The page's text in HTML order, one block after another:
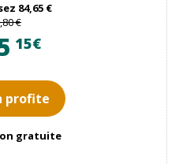
84,65 €
€
15€
profite
gratuite